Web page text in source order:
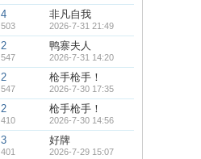
4
503
非凡自我
2026-7-31 21:49
2
547
鸭寨夫人
2026-7-31 14:20
2
547
枪手枪手！
2026-7-30 17:35
2
410
枪手枪手！
2026-7-30 14:56
3
401
好牌
2026-7-29 15:07